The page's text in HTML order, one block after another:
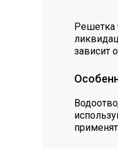
Решетка
зависит